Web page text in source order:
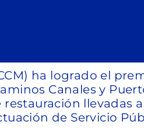
ha logrado el
Canales y
llevadas
de Servicio